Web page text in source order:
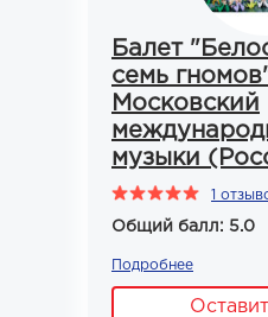
Балет
семь
Московский
музыки
1
Общий балл: 5.0
Подробнее